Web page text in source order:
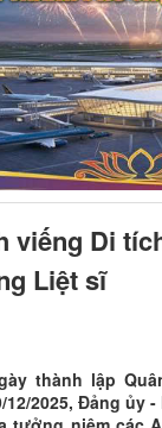
viếng Di
Liệt sĩ
thành lập
2025, Đảng ủy